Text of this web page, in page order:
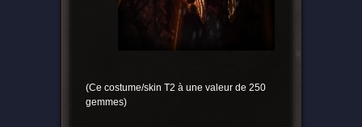
(Ce costume/skin T2 à une valeur de 250
gemmes)